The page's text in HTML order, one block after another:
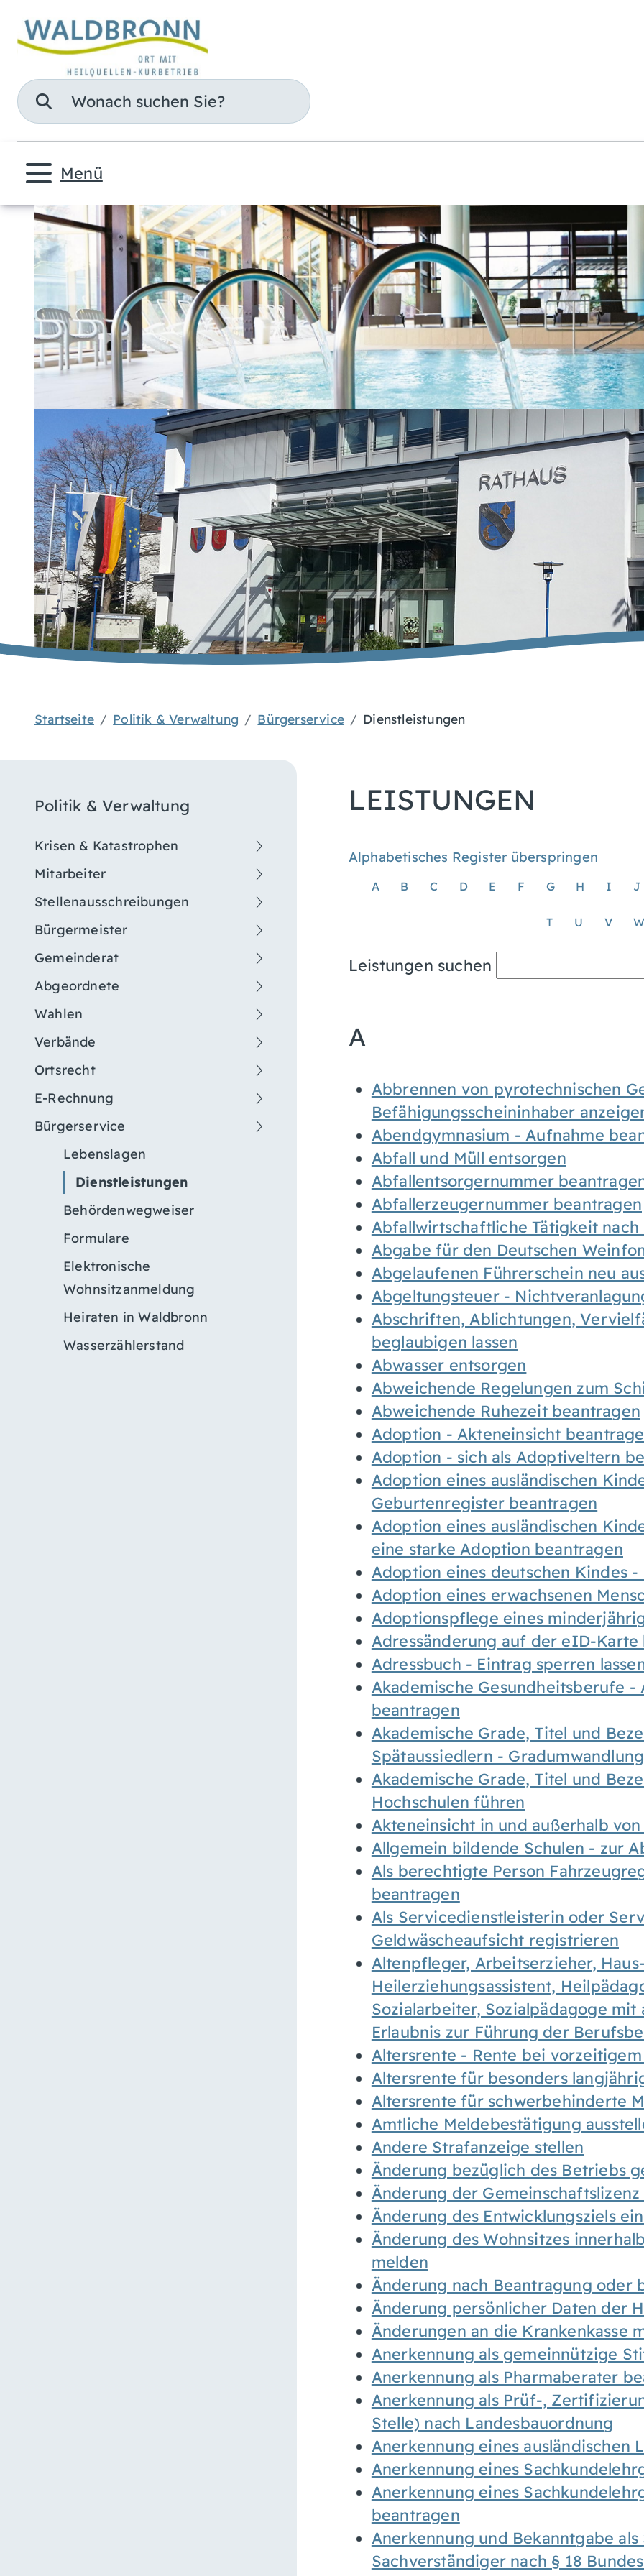
Suche
Menü
Startseite Politik & Verwaltung Bürgerservice Dienstleistungen
Politik & Verwaltung
Krisen & Katastrophen
Mitarbeiter
Stellenausschreibungen
Bürgermeister
Gemeinderat
Abgeordnete
Wahlen
Verbände
Ortsrecht
E-Rechnung
Bürgerservice
Lebenslagen
Dienstleistungen
Behördenwegweiser
Formulare
Elektronische
Wohnsitzanmeldung
Heiraten in Waldbronn
Wasserzählerstand
LEISTUNGEN
Alphabetisches Register überspringen
A B C D E F G H I J
T U V W
Leistungen suchen
A
Abbrennen von pyrotechnischen
Befähigungsscheininhaber
Abendgymnasium - Aufnahme
Abfall und Müll entsorgen
Abfallentsorgernummer
Abfallerzeugernummer beantragen
Abfallwirtschaftliche Tätigkeit
Abgabe für den Deutschen
Abgelaufenen Führerschein neu
Abgeltungsteuer -
Abschriften, Ablichtungen,
beglaubigen lassen
Abwasser entsorgen
Abweichende Regelungen zum
Abweichende Ruhezeit beantragen
Adoption - Akteneinsicht
Adoption - sich als Adoptiveltern
Adoption eines ausländischen
Geburtenregister beantragen
Adoption eines ausländischen
eine starke Adoption beantragen
Adoption eines deutschen Kindes
Adoption eines erwachsenen
Adoptionspflege eines
Adressänderung auf der eID-Karte
Adressbuch - Eintrag sperren
Akademische Gesundheitsberufe
beantragen
Akademische Grade, Titel und
Spätaussiedlern -
Akademische Grade, Titel und
Hochschulen führen
Akteneinsicht in und außerhalb
Allgemein bildende Schulen - zur
Als berechtigte Person
beantragen
Als Servicedienstleisterin oder
Geldwäscheaufsicht registrieren
Altenpfleger, Arbeitserzieher,
Heilerziehungsassistent,
Sozialarbeiter, Sozialpädagoge
Erlaubnis zur Führung der
Altersrente - Rente bei
Altersrente für besonders
Altersrente für schwerbehinderte
Amtliche Meldebestätigung
Andere Strafanzeige stellen
Änderung bezüglich des Betriebs
Änderung der
Änderung des Entwicklungsziels
Änderung des Wohnsitzes
melden
Änderung nach Beantragung oder
Änderung persönlicher Daten der
Änderungen an die Krankenkasse
Anerkennung als gemeinnützige
Anerkennung als Pharmaberater
Anerkennung als Prüf-,
Stelle) nach Landesbauordnung
Anerkennung eines ausländischen
Anerkennung eines
Anerkennung eines
beantragen
Anerkennung und Bekanntgabe
Sachverständiger nach § 18